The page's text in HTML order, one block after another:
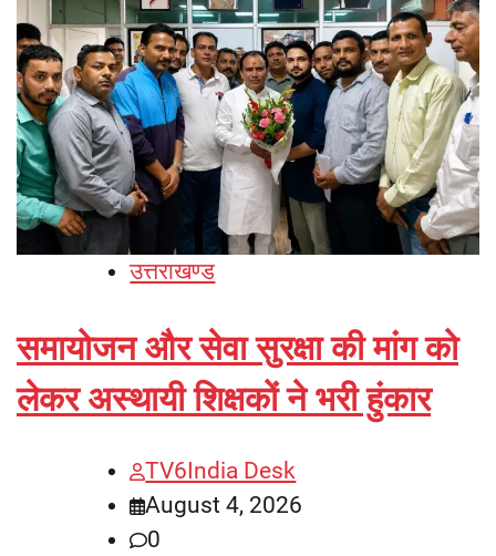
उत्तराखण्ड
समायोजन और सेवा सुरक्षा की मांग को
लेकर अस्थायी शिक्षकों ने भरी हुंकार
TV6India Desk
August 4, 2026
0